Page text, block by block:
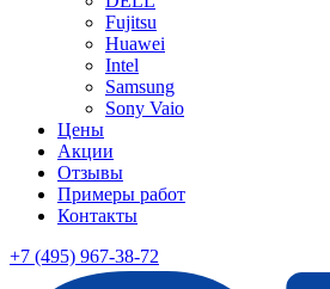
Fujitsu
Huawei
Intel
Samsung
Sony Vaio
Цены
Акции
Отзывы
Примеры работ
Контакты
+7 (495) 967-38-72